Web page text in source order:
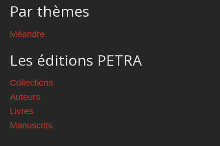
Par thèmes
Méandre
Les éditions PETRA
Collections
Auteurs
Livres
Manuscrits